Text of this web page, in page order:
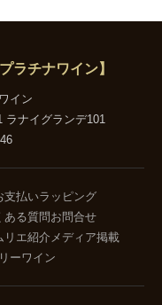
ラチナワイン】
イン
ラナイグランデ101
支払いラッピング
ある質問 お問合せ
リエ紹介 メディア掲載
ーワイン